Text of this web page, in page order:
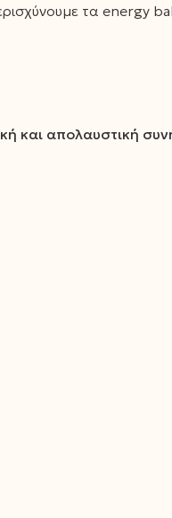
τα energy
και απολαυστική